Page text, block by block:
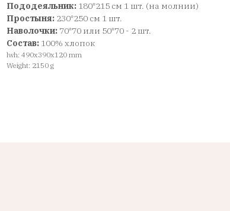
Пододеяльник: 180*215 см 1 шт. (на молнии)
Простыня: 230*250 см 1 шт.
Наволочки: 70*70 или 50*70 - 2 шт.
Состав: 100% хлопок
lwh: 490x390x120 mm
Weight: 2150 g